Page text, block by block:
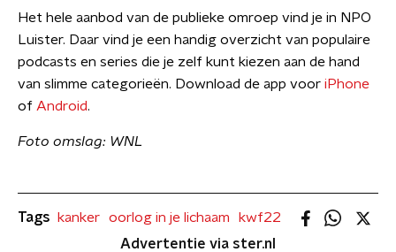
Het hele aanbod van de publieke omroep vind je in NPO
Luister. Daar vind je een handig overzicht van populaire
podcasts en series die je zelf kunt kiezen aan de hand
van slimme categorieën. Download de app voor iPhone
of Android.
Foto omslag: WNL
Tags kanker oorlog in je lichaam
kwf22
Advertentie via ster.nl